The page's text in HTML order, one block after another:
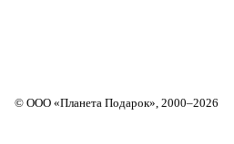
© ООО «Планета Подарок», 2000–2026